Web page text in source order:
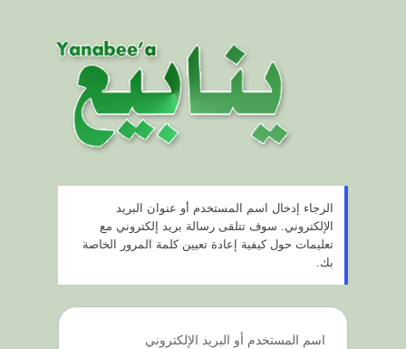
الرجاء إدخال اسم المستخدم أو عنوان البريد
الإلكتروني. سوف تتلقى رسالة بريد إلكتروني مع
تعليمات حول كيفية إعادة تعيين كلمة المرور الخاصة
بك.
اسم المستخدم أو البريد الإلكتروني